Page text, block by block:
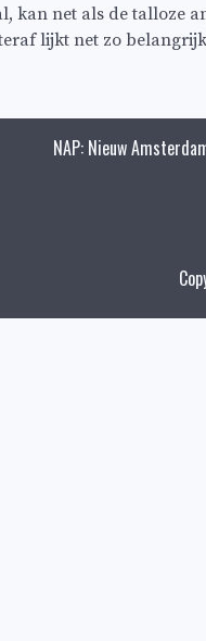
kan net als de talloze
lijkt net zo
NAP: Nieuw